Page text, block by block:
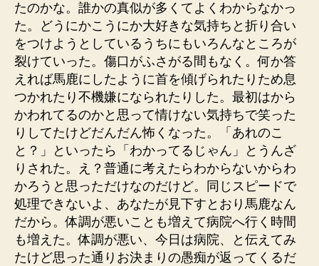
たのかな。誰かの真似が多くてよくわからなかっ
た。どうにかこうにか大好きな気持ちと折り合い
をつけようとしているうちにもいろんなところが
裂けていった。傷口がふさがる間もなく。何か答
えれば馬鹿にしたように首を傾げられたりため息
つかれたり不機嫌になられたりした。最初はから
かわれてるのかと思って情けない気持ちで笑った
りしてたけどだんだん怖くなった。「あれのこ
と？」といったら「わかってるじゃん」とうんざ
りされた。え？普通に考えたらわからないからわ
かろうと思っただけなのだけど。同じスピードで
処理できないよ、あなたが見下すとおり馬鹿なん
だから。体調が悪いことも増えて病院へ行く時間
も増えた。体調が悪い、今日は病院、と伝えてみ
たけど思った通りお決まりの愚痴が返ってくるだ